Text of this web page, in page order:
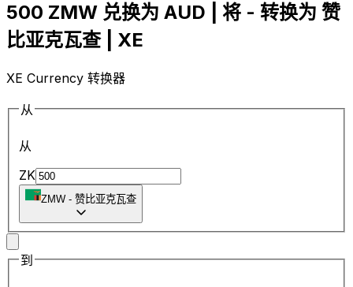
500 ZMW 兑换为 AUD | 将 - 转换为 赞
比亚克瓦查 | XE
XE Currency 转换器
从
从
ZK
ZMW - 赞比亚克瓦查
到